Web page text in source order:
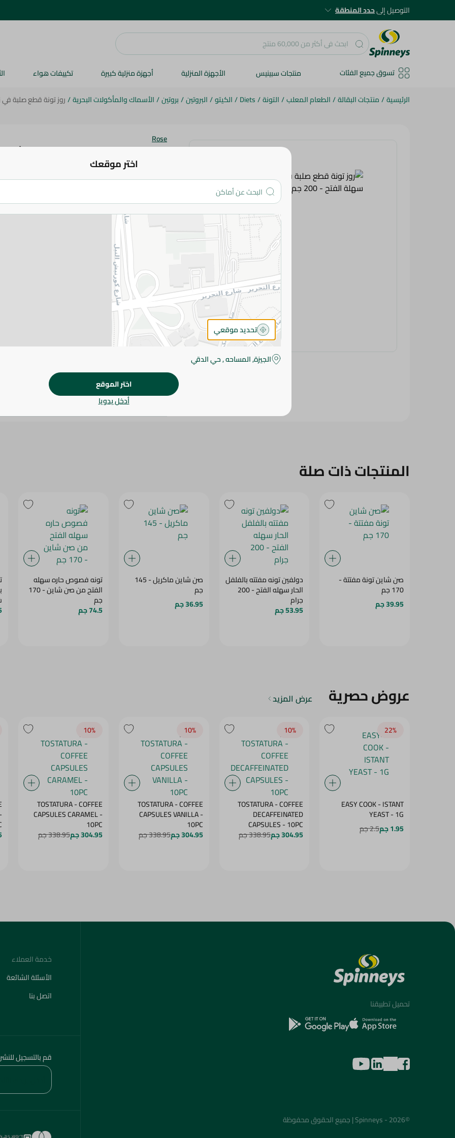
التوصيل إلىحدد المنطقة
تسوق جميع الفئات منتجات سبينيس الأجهزة المنزلية أجهزة منزلية كبيرة تكييفات هواء
الرئيسية/منتجات البقالة/الطعام المعلب/التونة/
Diets
/الكيتو/البروتين/بروتين/الأسماك والمأكولات البحرية/روز تونة قطع صلبة في
Rose
روز تونة قطع صلبة في زيت دوار
83.95 جم
اضف للعربة
تونة روز قطع كاملة في زيت دوار الشمس تتميز بقوام
مثالية للسلطات والسندويتشات والمكرونة.
يرجى الملاحظة:
طفيف. قد يتغير التعبئة بناءً على التوفر.
المواصفات
الحجم
SKU
المنتجات ذات صلة
صن شاين تونة مفتتة -
170 جم
39.95 جم
دولفين تونه مفتته بالفلفل
الحار سهله الفتح - 200
جرام
53.95 جم
صن شاين ماكريل - 145
جم
36.95 جم
تونه فصوص حاره سهله
الفتح من صن شاين - 170
جم
74.5 جم
عروض حصرية عرض المزيد
22‎%‎
EASY COOK - ISTANT
YEAST - 1G
1.95 جم
2.5 جم
10‎%‎
TOSTATURA - COFFEE
DECAFFEINATED
CAPSULES - 10PC
304.95 جم 338.95 جم
10‎%‎
TOSTATURA - COFFEE
CAPSULES VANILLA -
10PC
304.95 جم 338.95 جم
10‎%‎
TOSTATURA - COFFEE
CAPSULES CARAMEL -
10PC
304.95 جم 338.95 جم
اختر موقعك
تحديد موقعي
الجيزة, المساحه , حي الدقي
اختر الموقع
أدخل يدويا
تحميل تطبيقنا
©2026 - Spinneys | جميع الحقوق محفوظة
خدمة العملاء
الأسئلة الشائعة
اتصل بنا
قم بالتسجيل